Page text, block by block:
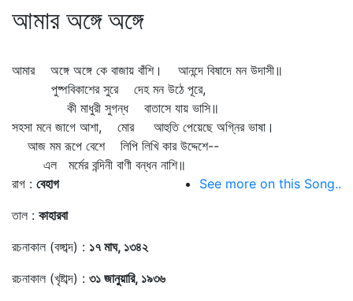
আমার অঙ্গে অঙ্গে
আমার অঙ্গে অঙ্গে কে বাজায় বাঁশি। আনন্দে বিষাদে মন উদাসী॥
পুষ্পবিকাশের সুরে দেহ মন উঠে পূরে,
কী মাধুরী সুগন্ধ বাতাসে যায় ভাসি॥
সহসা মনে জাগে আশা, মোর আহুতি পেয়েছে অগ্নির ভাষা।
আজ মম রূপে বেশে লিপি লিখি কার উদ্দেশে--
এল মর্মের বন্দিনী বাণী বন্ধন নাশি॥
রাগ : বেহাগ
তাল : কাহারবা
রচনাকাল (বঙ্গাব্দ) : ১৭ মাঘ, ১৩৪২
রচনাকাল (খৃষ্টাব্দ) : ৩১ জানুয়ারি, ১৯৩৬
See more on this Song..